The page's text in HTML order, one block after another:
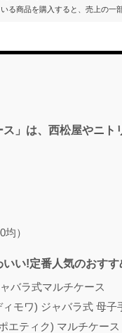
る商品を購入すると、売上の一
ス」は、西松屋やニ
）
いい!定番人気のおす
バラ式マルチケース
モワ) ジャバラ式 母子
エティク) マルチケース